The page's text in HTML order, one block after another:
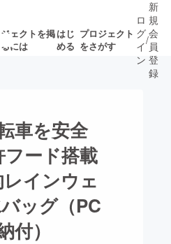
ェクトを掲
には
はじ
める
プロジェクト
をさがす
プロ
募集終了が近いプ
ロジェクト
ジェット
ロ
グ
イ
ン
/
新
規
会
員
登
録
車を安全
フード搭載
インウェ
ッグ（PC
付）